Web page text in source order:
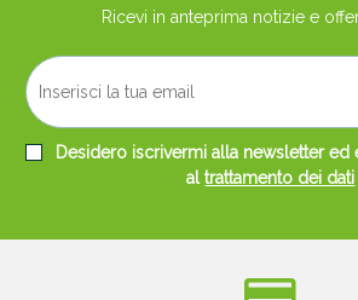
Ricevi in anteprima notizie e
Desidero iscrivermi alla newsletter
altrattamento dei dati